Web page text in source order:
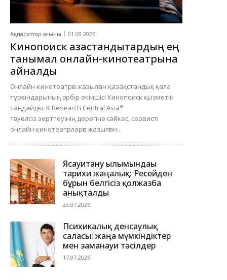
Ақпараттар ағыны 01.08.2026
Кинопоиск қазақстандықтардың ең
танымал онлайн-кинотеатрына
айналды
Онлайн-кинотеатрға жазылған қазақстандық қала
тұрғындарының әрбір екіншісі Кинопоиск қызметін
таңдайды. K Research Central Asia*
тәуелсіз зерттеуінің дерегіне сәйкес, сервисті
онлайн-кинотеатрларға жазылған...
Ясауитану ғылымындағы
тарихи жаңалық: Ресейден
бұрын белгісіз қолжазба
анықталды
23.07.2026
Психикалық денсаулық
саласы: жаңа мүмкіндіктер
мен заманауи тәсілдер
17.07.2026